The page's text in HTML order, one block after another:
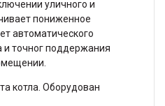
уличного и
пониженное
автоматического
точног поддержания
котла. Оборудован